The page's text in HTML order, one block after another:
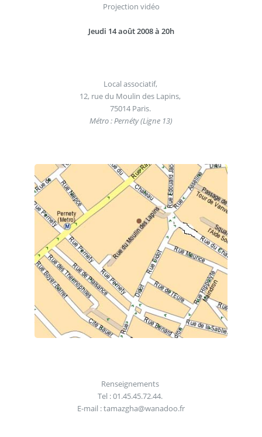
Projection vidéo
Jeudi 14 août 2008 à 20h
Local associatif,
12, rue du Moulin des Lapins,
75014 Paris.
Métro : Pernéty (Ligne 13)
Renseignements
Tel : 01.45.45.72.44.
E-mail : tamazgha@wanadoo.fr